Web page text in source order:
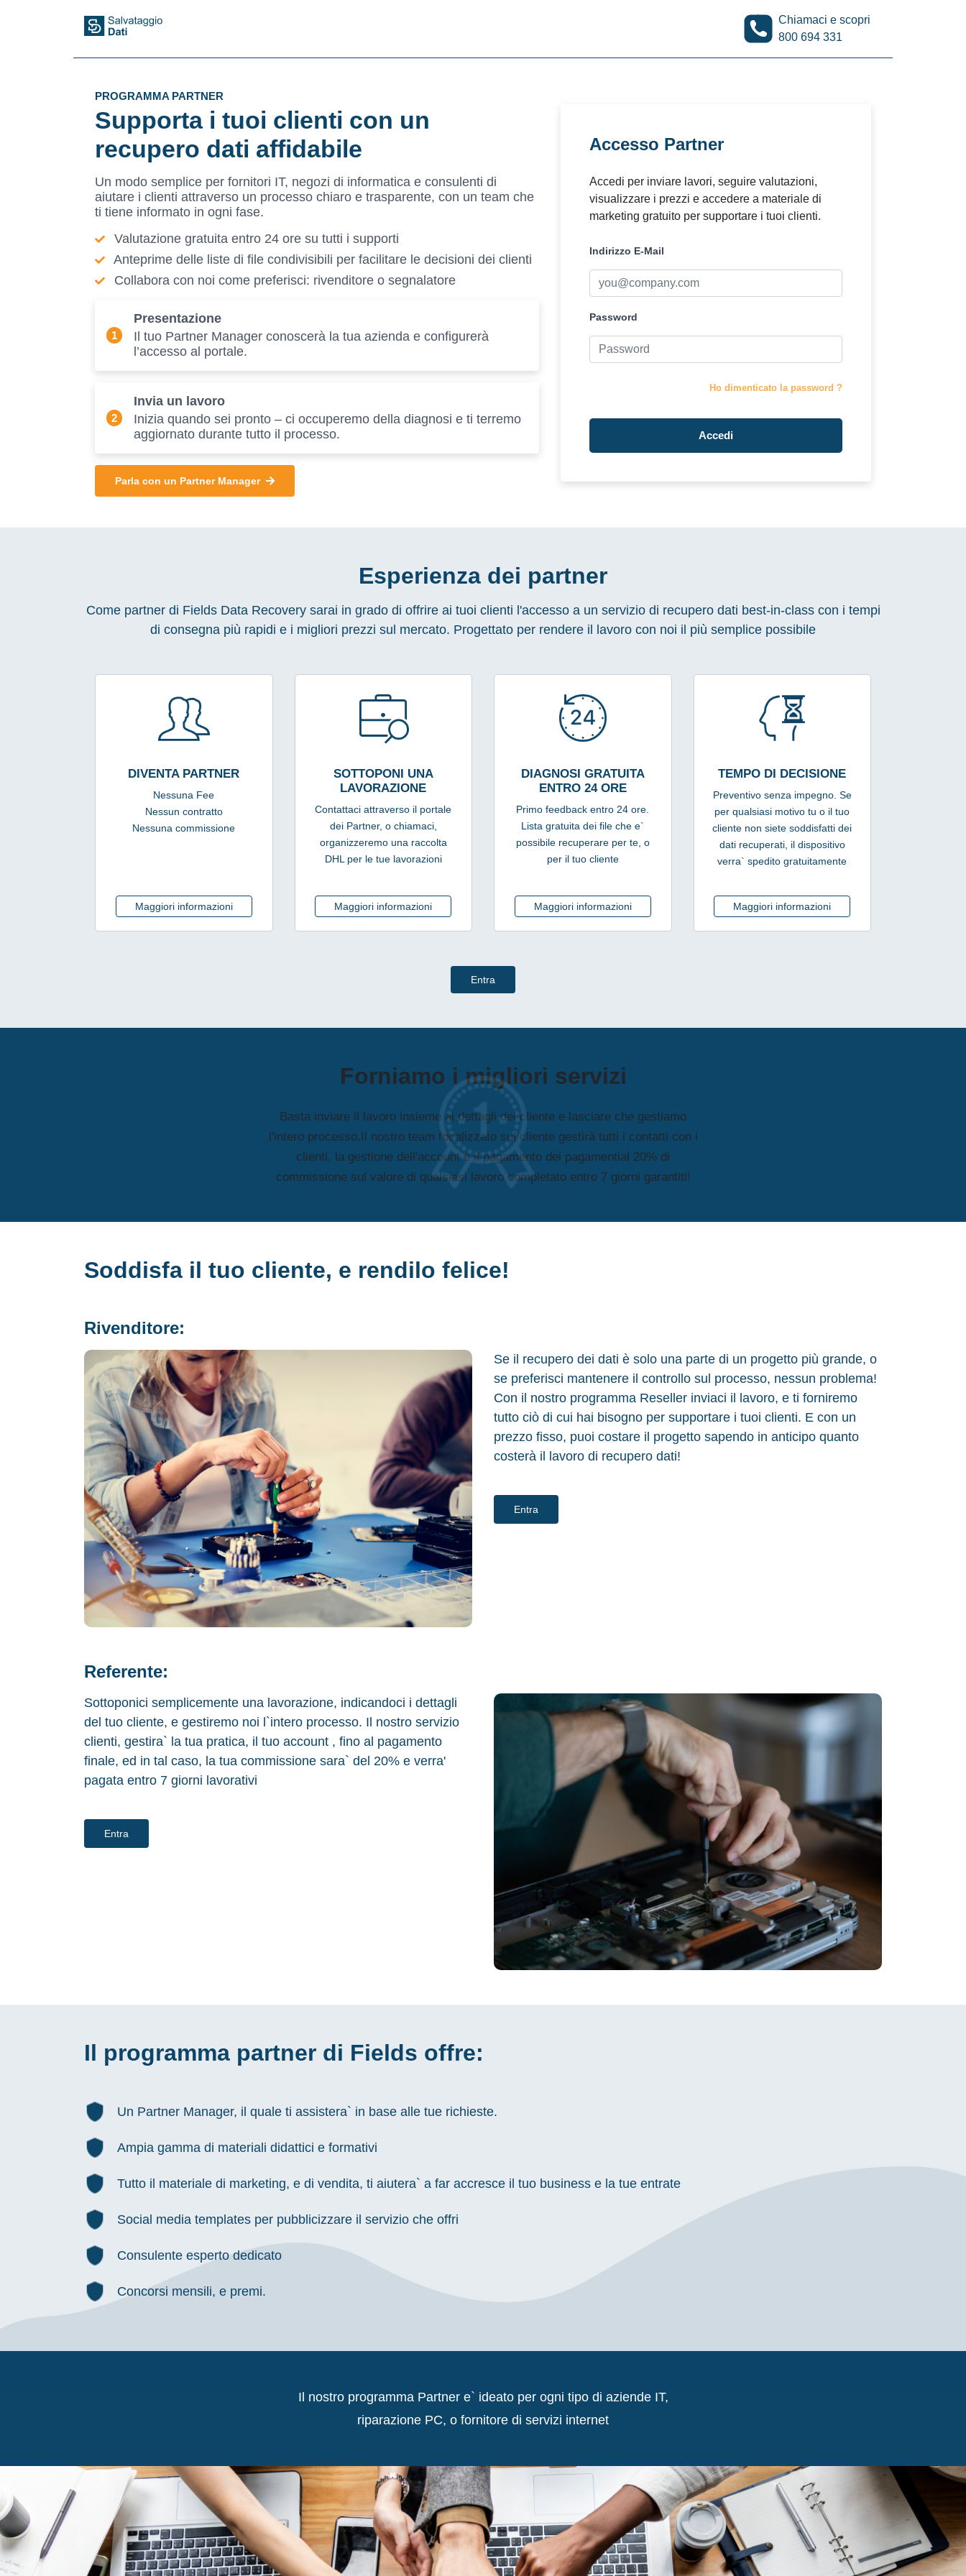
Chiamaci e scopri
800 694 331
PROGRAMMA PARTNER
Supporta i tuoi clienti con un
recupero dati affidabile
Un modo semplice per fornitori IT, negozi di informatica e consulenti di
aiutare i clienti attraverso un processo chiaro e trasparente, con un team che
ti tiene informato in ogni fase.
Valutazione gratuita entro 24 ore su tutti i supporti
Anteprime delle liste di file condivisibili per facilitare le decisioni dei clienti
Collabora con noi come preferisci: rivenditore o segnalatore
1
Presentazione
Il tuo Partner Manager conoscerà la tua azienda e configurerà
l’accesso al portale.
2
Invia un lavoro
Inizia quando sei pronto – ci occuperemo della diagnosi e ti terremo
aggiornato durante tutto il processo.
Parla con un Partner Manager
Accesso Partner
Accedi per inviare lavori, seguire valutazioni,
visualizzare i prezzi e accedere a materiale di
marketing gratuito per supportare i tuoi clienti.
Indirizzo E-Mail
Password
Ho dimenticato la password ?
Accedi
Esperienza dei partner
Come partner di Fields Data Recovery sarai in grado di offrire ai tuoi clienti l'accesso a un servizio di recupero dati best-in-class con i tempi
di consegna più rapidi e i migliori prezzi sul mercato. Progettato per rendere il lavoro con noi il più semplice possibile
DIVENTA PARTNER
Nessuna Fee
Nessun contratto
Nessuna commissione
Maggiori informazioni
SOTTOPONI UNA
LAVORAZIONE
Contattaci attraverso il portale
dei Partner, o chiamaci,
organizzeremo una raccolta
DHL per le tue lavorazioni
Maggiori informazioni
DIAGNOSI GRATUITA
ENTRO 24 ORE
Primo feedback entro 24 ore.
Lista gratuita dei file che e`
possibile recuperare per te, o
per il tuo cliente
Maggiori informazioni
TEMPO DI DECISIONE
Preventivo senza impegno. Se
per qualsiasi motivo tu o il tuo
cliente non siete soddisfatti dei
dati recuperati, il dispositivo
verra` spedito gratuitamente
Maggiori informazioni
Entra
Forniamo i migliori servizi
Basta inviare il lavoro insieme ai dettagli del cliente e lasciare che gestiamo
l'intero processo.Il nostro team focalizzato sul cliente gestirà tutti i contatti con i
clienti, la gestione dell'account e il pagamento dei pagamential 20% di
commissione sul valore di qualsiasi lavoro completato entro 7 giorni garantiti!
Soddisfa il tuo cliente, e rendilo felice!
Rivenditore:
Se il recupero dei dati è solo una parte di un progetto più grande, o
se preferisci mantenere il controllo sul processo, nessun problema!
Con il nostro programma Reseller inviaci il lavoro, e ti forniremo
tutto ciò di cui hai bisogno per supportare i tuoi clienti. E con un
prezzo fisso, puoi costare il progetto sapendo in anticipo quanto
costerà il lavoro di recupero dati!
Entra
Referente:
Sottoponici semplicemente una lavorazione, indicandoci i dettagli
del tuo cliente, e gestiremo noi l`intero processo. Il nostro servizio
clienti, gestira` la tua pratica, il tuo account , fino al pagamento
finale, ed in tal caso, la tua commissione sara` del 20% e verra'
pagata entro 7 giorni lavorativi
Entra
Il programma partner di Fields offre:
Un Partner Manager, il quale ti assistera` in base alle tue richieste.
Ampia gamma di materiali didattici e formativi
Tutto il materiale di marketing, e di vendita, ti aiutera` a far accresce il tuo business e la tue entrate
Social media templates per pubblicizzare il servizio che offri
Consulente esperto dedicato
Concorsi mensili, e premi.
Il nostro programma Partner e` ideato per ogni tipo di aziende IT,
riparazione PC, o fornitore di servizi internet